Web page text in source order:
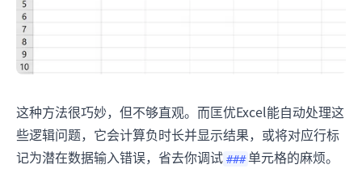
这种方法很巧妙，但不够直观。而匡优Excel能自动处理这
些逻辑问题，它会计算负时长并显示结果，或将对应行标
记为潜在数据输入错误，省去你调试 ### 单元格的麻烦。